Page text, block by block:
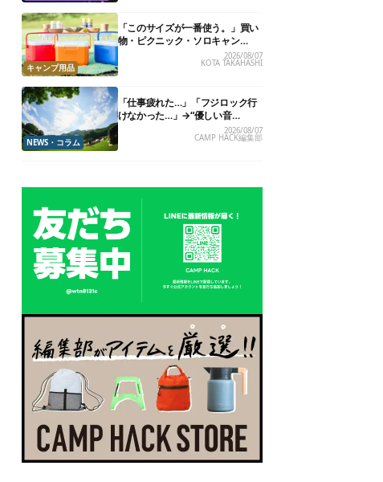
キャンプ用品
「このサイズが一番使う。」買い
物・ピクニック・ソロキャン
に“ちょうどいい”小型クーラーボ
ックス13選
2026/08/07
KOTA TAKAHASHI
NEWS・コラム
「仕事疲れた…」「フジロック行
けなかった…」→“優しい音
楽”と“大きな自然”で治癒。まだ間
に合います。
2026/08/07
CAMP HACK編集部